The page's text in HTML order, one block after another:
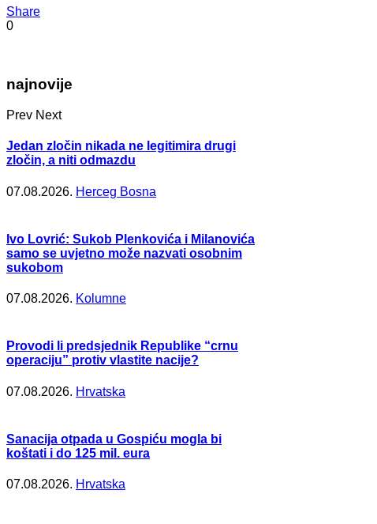
Share
0
najnovije
Prev Next
Jedan zločin nikada ne legitimira drugi
zločin, a niti odmazdu
07.08.2026. Herceg Bosna
Ivo Lovrić: Sukob Plenkovića i Milanovića
samo se uvjetno može nazvati osobnim
sukobom
07.08.2026. Kolumne
Provodi li predsjednik Republike “crnu
operaciju” protiv vlastite nacije?
07.08.2026. Hrvatska
Sanacija otpada u Gospiću mogla bi
koštati i do 125 mil. eura
07.08.2026. Hrvatska